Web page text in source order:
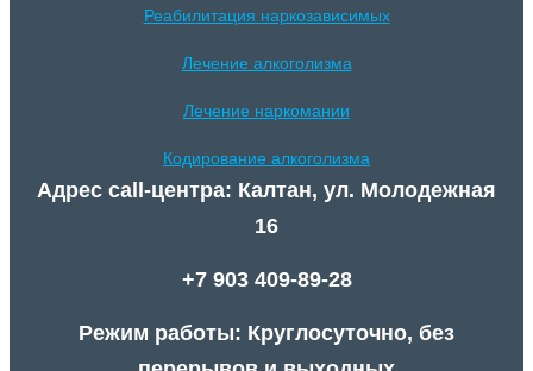
Реабилитация наркозависимых
Лечение алкоголизма
Лечение наркомании
Кодирование алкоголизма
Адрес call-центра: Калтан, ул. Молодежная
16
+7 903 409-89-28
Режим работы: Круглосуточно, без